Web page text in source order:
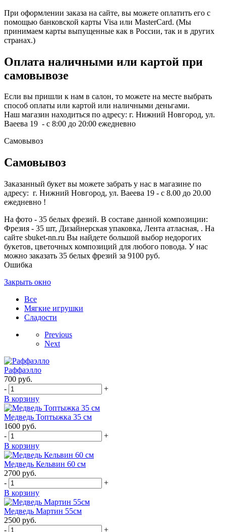
При оформлении заказа на сайте, вы можете оплатить его с
помощью банковской карты Visa или MasterCard. (Мы
принимаем карты выпущенные как в России, так и в других
странах.)
Оплата наличными или картой при
самовывозе
Если вы пришли к нам в салон, то можете на месте выбрать
способ оплаты или картой или наличными деньгами.
Наш магазин находиться по адресу: г. Нижний Новгород, ул.
Ваеева 19 - с 8:00 до 20:00 ежедневно
Самовывоз
Самовывоз
Заказанный букет вы можете забрать у нас в магазине по
адресу: г. Нижний Новгород, ул. Ваеева 19 - с 8.00 до 20.00
ежедневно !
На фото - 35 белых фрезий. В составе данной композиции:
Фрезия - 35 шт, Дизайнерская упаковка, Лента атласная, . На
сайте sbuket-nn.ru Вы найдете большой выбор недорогих
букетов, цветочных композиций для любого повода. У нас
можно заказать 35 белых фрезий за 9100 руб.
Ошибка
Закрыть окно
Все
Мягкие игрушки
Сладости
Previous
Next
Раффаэлло
700 руб.
-
+
В корзину
Медведь Топтыжка 35 см
1600 руб.
-
+
В корзину
Медведь Кельвин 60 см
2700 руб.
-
+
В корзину
Медведь Мартин 55см
2500 руб.
-
+